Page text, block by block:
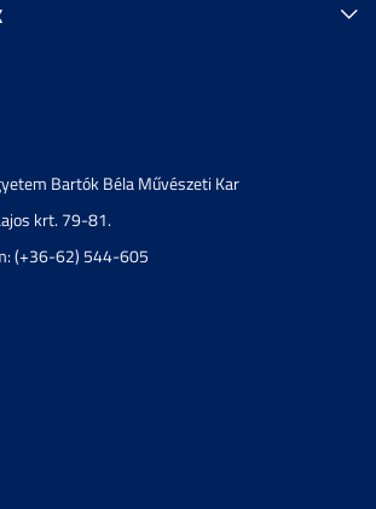
Bartók Béla Művészeti Kar
krt. 79-81.
(+36-62) 544-605